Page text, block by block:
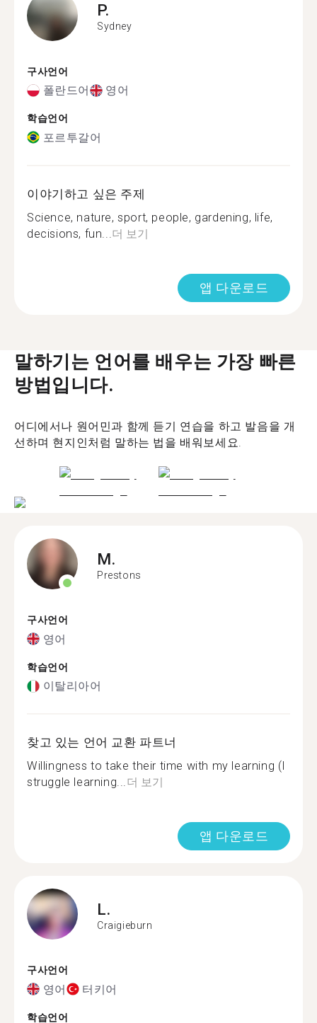
P.
Sydney
구사언어
폴란드어 영어
학습언어
포르투갈어
이야기하고 싶은 주제
Science, nature, sport, people, gardening, life,
decisions, fun... 더 보기
앱 다운로드
말하기는 언어를 배우는 가장 빠른
방법입니다.
어디에서나 원어민과 함께 듣기 연습을 하고 발음을 개
선하며 현지인처럼 말하는 법을 배워보세요.
M.
Prestons
구사언어
영어
학습언어
이탈리아어
찾고 있는 언어 교환 파트너
Willingness to take their time with my learning (I
struggle learning...더 보기
앱 다운로드
L.
Craigieburn
구사언어
영어 터키어
학습언어